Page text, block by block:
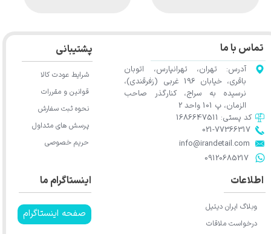
تماس با ما
آدرس: تهران، تهرانپارس، اتوبان
باقری، خیابان 196 غربی (زفرقندی)،
نرسیده به سراج، کنارگذر صاحب
الزمان، پ 101 واحد 2
​​​​​​​info@irandetail.com
021-77366317​​​​​​​​​​​​​​​​​​​​​
​​​​​​​09120685217​​​​​​​
کد پستی: 1686647511
اینستاگرام ما
صفحه اینستاگرام
اطلاعات
وبلاگ ایران دیتیل
درخواست ملاقات
پشتیبانی
شرایط عودت کالا
قوانین و مقررات
نحوه ثبت سفارش
پرسش های متداول
حریم خصوصی